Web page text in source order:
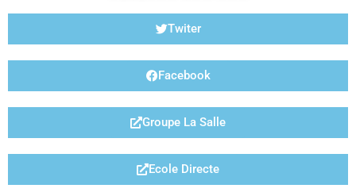
Twiter
Facebook
Groupe La Salle
Ecole Directe